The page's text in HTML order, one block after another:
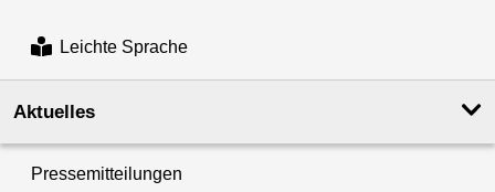
Leichte Sprache
Aktuelles
Pressemitteilungen